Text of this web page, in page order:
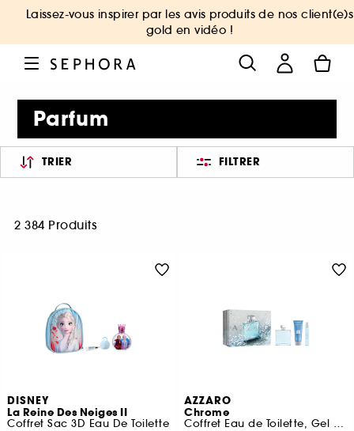
Laissez-vous inspirer par les avis produits de nos client(e)s
gold en vidéo !
Parfum
TRIER FILTRER
2 384 Produits
DISNEY
La Reine Des Neiges II
Coffret Sac 3D Eau De Toilette
AZZARO
Chrome
Coffret Eau de Toilette, Gel Douche Cheveux & Corps et Format Voyage